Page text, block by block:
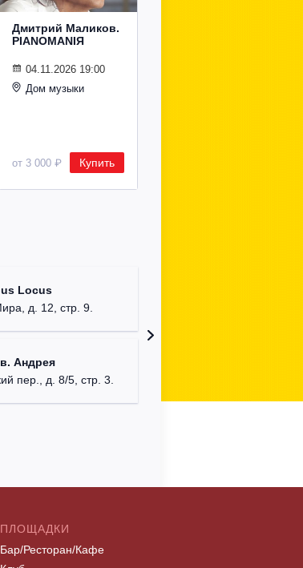
Дмитрий Маликов.
PIANOMANIЯ
04.11.2026 19:00
Дом музыки
от 3 000 ₽ Купить
Locus
д. 12, стр. 9.
Андрея
пер., д. 8/5, стр. 3.
ПЛОЩАДКИ
Бар/Ресторан/Кафе